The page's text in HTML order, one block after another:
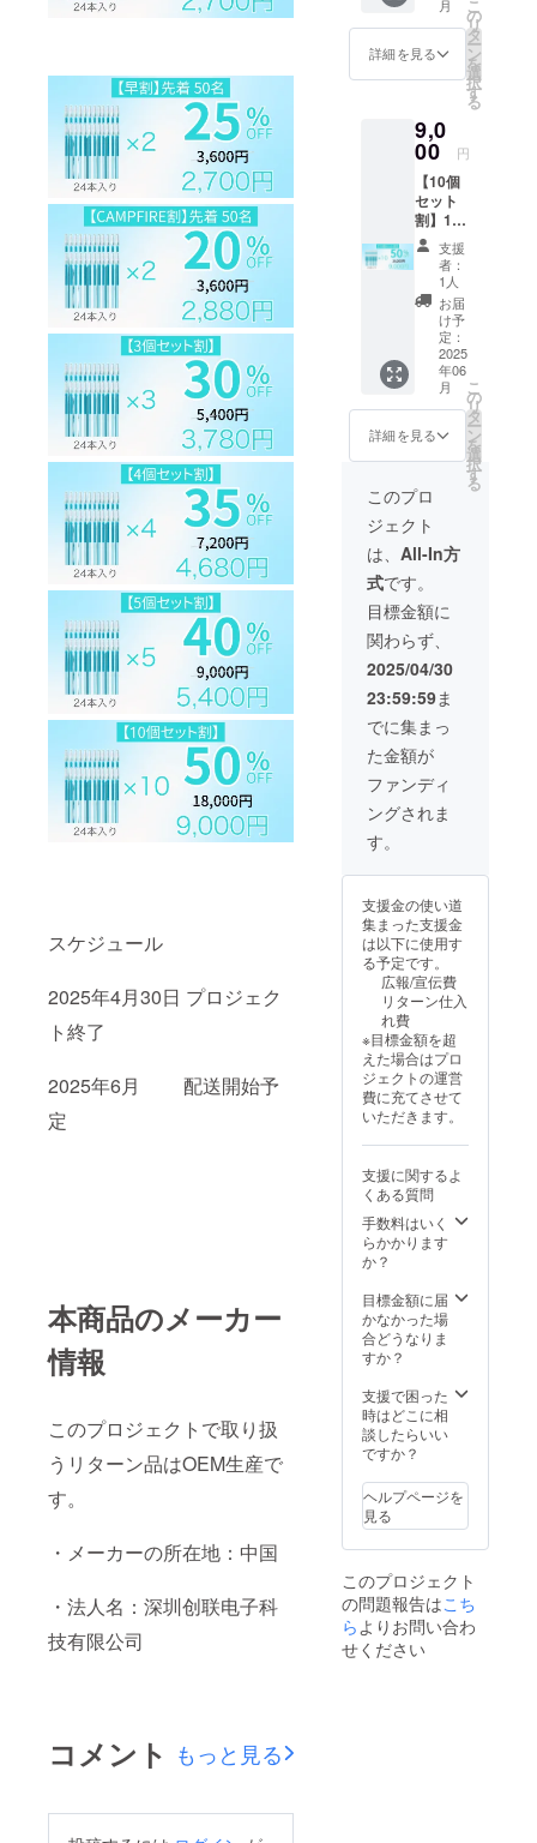
スケジュール
2025年4月30日 プロジェク
ト終了
2025年6月 配送開始予
定
本商品のメーカー
情報
このプロジェクトで取り扱
うリターン品はOEM生産で
す。
・メーカーの所在地：中国
・法人名：深圳创联电子科
技有限公司
コメント もっと見る
る場合
があり
ます。
更にな
る可能
性もご
ださ
い。 ※
ご注文
状況、
使用部
材の供
給状
況、製
造工程
上の都
合等に
より出
荷時期
が遅れ
る場合
があり
ます。
F］ ※皆
様のご
支援に
より量
産効率
した場
合、正
規販売
価格が
販売予
定価格
より下
がる可
能性も
ござい
ます。
※デザイ
ン・仕
様は変
更にな
る可能
性もご
了承く
ださ
い。 ※
ご注文
状況、
使用部
材の供
給状
況、製
造工程
上の都
合等に
より出
荷時期
が遅れ
る場合
があり
ます。
月
詳細を見る
こ
の
リ
タ
ー
ン
を
選
択
す
る
9,0
00 円
【10個
セット
割】10
ケース
(24本入
り) ［希
望小売
価格
18,000
円の
50%OF
F］ ※皆
様のご
支援に
より量
産効率
が向上
した場
合、正
規販売
価格が
販売予
定価格
より下
がる可
能性も
ござい
ます。
※デザイ
ン・仕
様は変
更にな
る可能
性もご
了承く
い。 ※
ご注文
状況、
使用部
材の供
給状
造工程
上の都
合等に
より出
荷時期
が遅れ
があり
ます。
支援
者：
1人
お届
け予
定：
2025
年06
月
詳細を見る
こ
の
リ
タ
ー
ン
を
選
択
す
る
このプロ
ジェクト
は、 All-In方
式です。
目標金額に
関わらず、
2025/04/30
23:59:59ま
でに集まっ
た金額が
ファンディ
ングされま
す。
支援金の使い道
集まった支援金
は以下に使用す
る予定です。
広報/宣伝費
リターン仕入
れ費
※目標金額を超
えた場合はプロ
ジェクトの運営
費に充てさせて
いただきます。
支援に関するよ
くある質問
手数料はいく
らかかります
か？
目標金額に届
かなかった場
合どうなりま
すか？
支援で困った
時はどこに相
談したらいい
ですか？
ヘルプページを
見る
このプロジェクト
の問題報告はこち
ら よりお問い合わ
せください